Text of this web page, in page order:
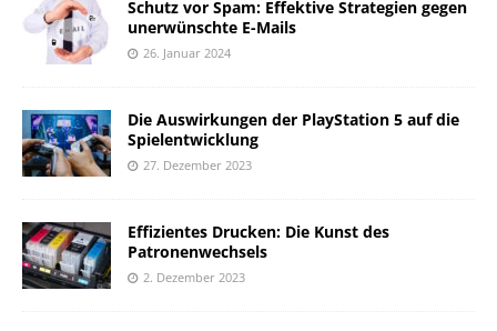
Schutz vor Spam: Effektive Strategien gegen
unerwünschte E-Mails
26. Januar 2024
Die Auswirkungen der PlayStation 5 auf die
Spielentwicklung
27. Dezember 2023
Effizientes Drucken: Die Kunst des
Patronenwechsels
2. Dezember 2023